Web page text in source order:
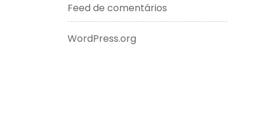
Feed de comentários
WordPress.org